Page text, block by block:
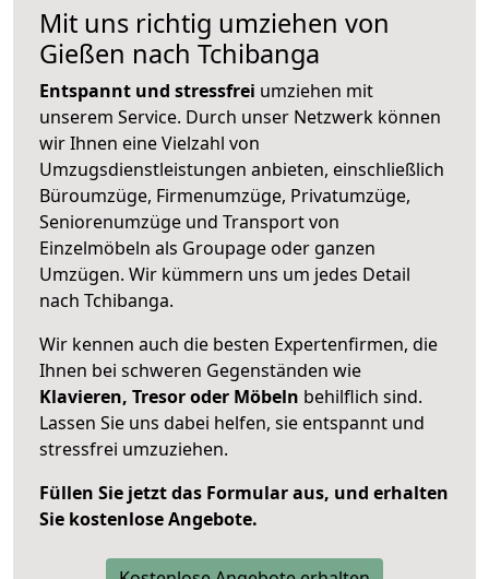
Mit uns richtig umziehen von
Gießen nach Tchibanga
Entspannt und stressfrei umziehen mit
unserem Service. Durch unser Netzwerk können
wir Ihnen eine Vielzahl von
Umzugsdienstleistungen anbieten, einschließlich
Büroumzüge, Firmenumzüge, Privatumzüge,
Seniorenumzüge und Transport von
Einzelmöbeln als Groupage oder ganzen
Umzügen. Wir kümmern uns um jedes Detail
nach Tchibanga.
Wir kennen auch die besten Expertenfirmen, die
Ihnen bei schweren Gegenständen wie
Klavieren, Tresor oder Möbeln behilflich sind.
Lassen Sie uns dabei helfen, sie entspannt und
stressfrei umzuziehen.
Füllen Sie jetzt das Formular aus, und erhalten
Sie kostenlose Angebote.